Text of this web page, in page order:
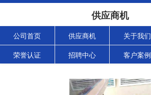
供应商机
公司首页 供应商机 关于我们
荣誉认证 招聘中心 客户案例